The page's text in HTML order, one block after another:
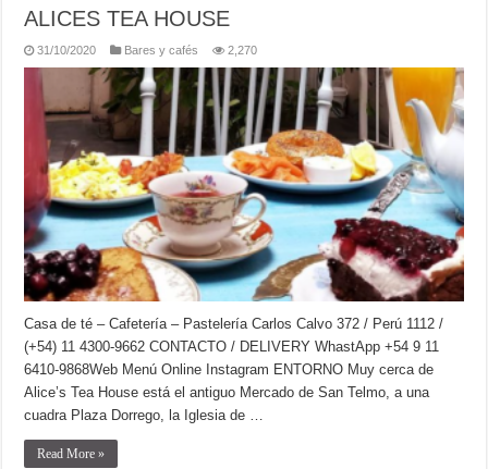
ALICES TEA HOUSE
31/10/2020 Bares y cafés 2,270
Casa de té – Cafetería – Pastelería Carlos Calvo 372 / Perú 1112 /
(+54) 11 4300-9662 CONTACTO / DELIVERY WhastApp +54 9 11
6410-9868Web Menú Online Instagram ENTORNO Muy cerca de
Alice’s Tea House está el antiguo Mercado de San Telmo, a una
cuadra Plaza Dorrego, la Iglesia de …
Read More »